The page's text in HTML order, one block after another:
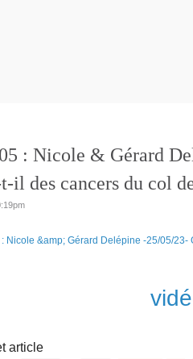
: Nicole & Gérard
il des cancers du col
article